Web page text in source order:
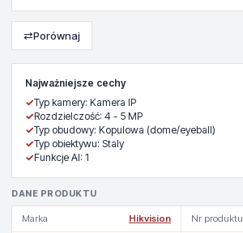
Najważniejsze cechy
✓Typ kamery: Kamera IP
✓Rozdzielczość: 4 - 5 MP
✓Typ obudowy: Kopulowa (dome/eyeball)
✓Typ obiektywu: Staly
✓Funkcje AI: 1
DANE PRODUKTU
Marka Hikvision Nr produktu
⇄Porównaj